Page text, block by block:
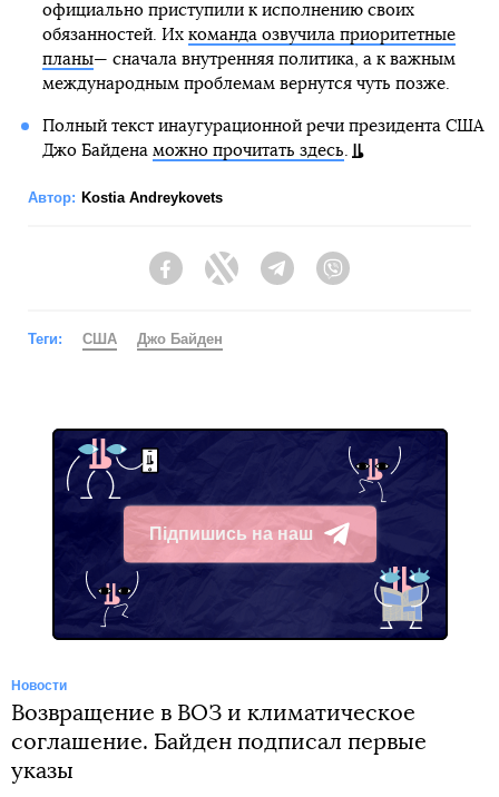
официально приступили к исполнению своих
обязанностей. Их команда озвучила приоритетные
планы— сначала внутренняя политика, а к важным
международным проблемам вернутся чуть позже.
Полный текст инаугурационной речи президента США
Джо Байдена можно прочитать здесь.
Автор: Kostia Andreykovets
FacebookTwitter Telegram
Теги: США Джо Байден
Підпишись на наш
Telegram
Новости
Возвращение в ВОЗ и климатическое
соглашение. Байден подписал первые
указы